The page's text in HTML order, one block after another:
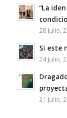
“La
28 julio,
Si este
24 julio,
21 julio,